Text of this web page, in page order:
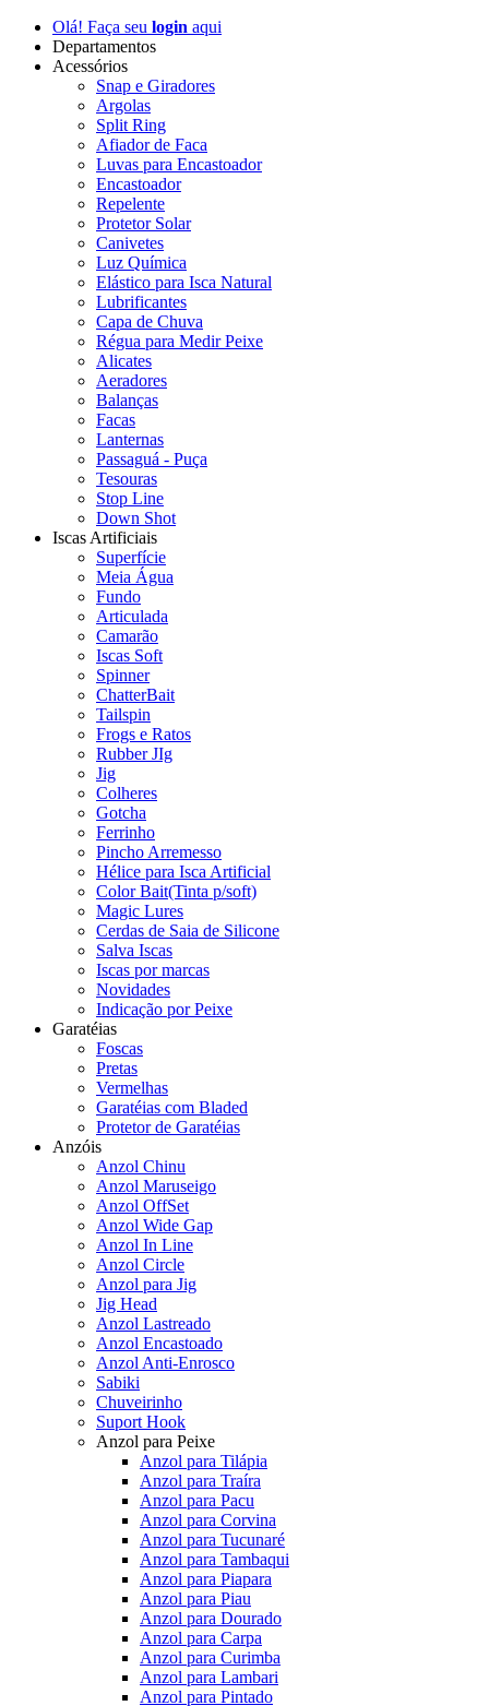
Olá! Faça seu login aqui
Departamentos
Acessórios
Snap e Giradores
Argolas
Split Ring
Afiador de Faca
Luvas para Encastoador
Encastoador
Repelente
Protetor Solar
Canivetes
Luz Química
Elástico para Isca Natural
Lubrificantes
Capa de Chuva
Régua para Medir Peixe
Alicates
Aeradores
Balanças
Facas
Lanternas
Passaguá - Puça
Tesouras
Stop Line
Down Shot
Iscas Artificiais
Superfície
Meia Água
Fundo
Articulada
Camarão
Iscas Soft
Spinner
ChatterBait
Tailspin
Frogs e Ratos
Rubber JIg
Jig
Colheres
Gotcha
Ferrinho
Pincho Arremesso
Hélice para Isca Artificial
Color Bait(Tinta p/soft)
Magic Lures
Cerdas de Saia de Silicone
Salva Iscas
Iscas por marcas
Novidades
Indicação por Peixe
Garatéias
Foscas
Pretas
Vermelhas
Garatéias com Bladed
Protetor de Garatéias
Anzóis
Anzol Chinu
Anzol Maruseigo
Anzol OffSet
Anzol Wide Gap
Anzol In Line
Anzol Circle
Anzol para Jig
Jig Head
Anzol Lastreado
Anzol Encastoado
Anzol Anti-Enrosco
Sabiki
Chuveirinho
Suport Hook
Anzol para Peixe
Anzol para Tilápia
Anzol para Traíra
Anzol para Pacu
Anzol para Corvina
Anzol para Tucunaré
Anzol para Tambaqui
Anzol para Piapara
Anzol para Piau
Anzol para Dourado
Anzol para Carpa
Anzol para Curimba
Anzol para Lambari
Anzol para Pintado